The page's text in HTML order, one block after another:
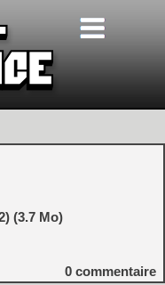
(3.7 Mo)
0 commentaire